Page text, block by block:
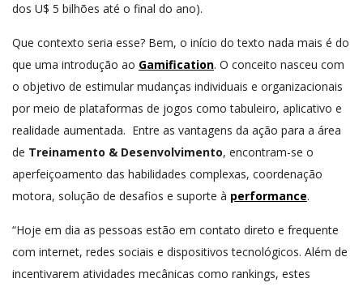
dos U$ 5 bilhões até o final do ano).
Que contexto seria esse? Bem, o início do texto nada mais é do
que uma introdução ao Gamification. O conceito nasceu com
o objetivo de estimular mudanças individuais e organizacionais
por meio de plataformas de jogos como tabuleiro, aplicativo e
realidade aumentada. Entre as vantagens da ação para a área
de Treinamento & Desenvolvimento, encontram-se o
aperfeiçoamento das habilidades complexas, coordenação
motora, solução de desafios e suporte à performance.
“Hoje em dia as pessoas estão em contato direto e frequente
com internet, redes sociais e dispositivos tecnológicos. Além de
incentivarem atividades mecânicas como rankings, estes